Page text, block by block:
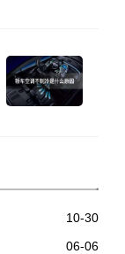
10-30
06-06